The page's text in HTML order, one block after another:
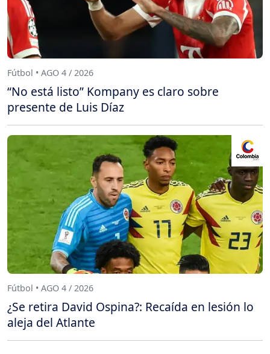
Fútbol • AGO 4 / 2026
“No está listo” Kompany es claro sobre
presente de Luis Díaz
Fútbol • AGO 4 / 2026
¿Se retira David Ospina?: Recaída en lesión lo
aleja del Atlante